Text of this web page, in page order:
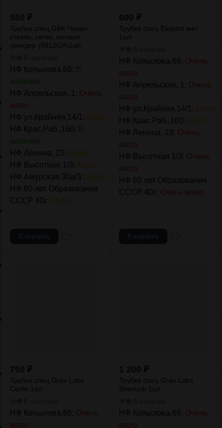
Трубка спец D&K Череп
стекло, сетки, металл
гриндер (8812GА)1шт
НФ Копылова,66: В
наличии
НФ Апрельская, 1: Очень
мало
НФ ул.Крайняя,14/1: Мало
НФ Крас.Раб.,160: В
наличии
НФ Ленина, 23: Мало
НФ Высотная 1/3: Мало
НФ Амурская 30а/3 : Мало
НФ 60 лет Образования
СССР 40г: Мало
Трубка спец Elegant мет
1шт
НФ Копылова,66: Очень
мало
НФ Апрельская, 1: Очень
мало
НФ ул.Крайняя,14/1: Мало
НФ Крас.Раб.,160: Мало
НФ Ленина, 23: Очень
мало
НФ Высотная 1/3: Очень
мало
НФ 60 лет Образования
СССР 40г: Очень мало
Трубка спец Grav Labs
Carlin 1шт
НФ Копылова,66: Очень
мало
Трубка спец Grav Labs
Sherlock 1шт
НФ Копылова,66: Очень
мало